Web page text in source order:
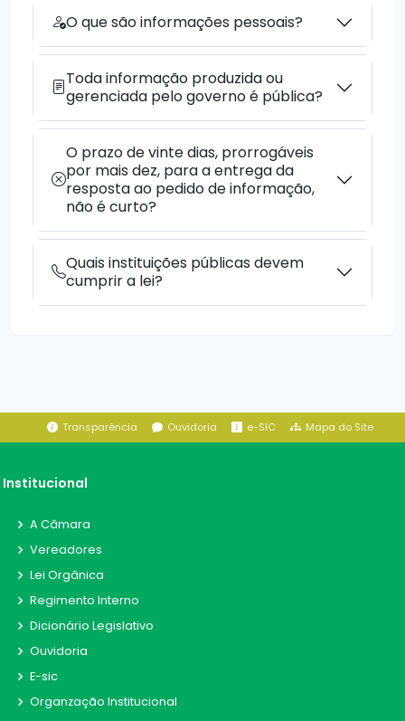
O que são informações pessoais?
Toda informação produzida ou
gerenciada pelo governo é pública?
O prazo de vinte dias, prorrogáveis
por mais dez, para a entrega da
resposta ao pedido de informação,
não é curto?
Quais instituições públicas devem
cumprir a lei?
Transparência Ouvidoria e-SIC Mapa do Site
Institucional
A Câmara
Vereadores
Lei Orgânica
Regimento Interno
Dicionário Legislativo
Ouvidoria
E-sic
Organzação Institucional